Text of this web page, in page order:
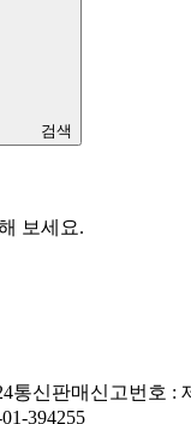
검색
보세요.
통신판매신고번호 :
394255